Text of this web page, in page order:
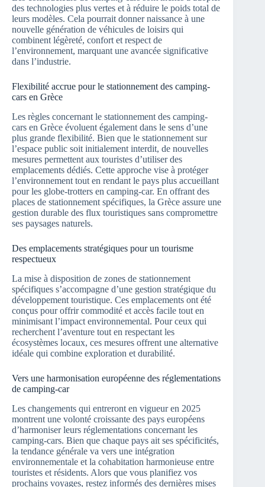
des technologies plus vertes et à réduire le poids total de
leurs modèles. Cela pourrait donner naissance à une
nouvelle génération de véhicules de loisirs qui
combinent légèreté, confort et respect de
l’environnement, marquant une avancée significative
dans l’industrie.
Flexibilité accrue pour le stationnement des camping-
cars en Grèce
Les règles concernant le stationnement des camping-
cars en Grèce évoluent également dans le sens d’une
plus grande flexibilité. Bien que le stationnement sur
l’espace public soit initialement interdit, de nouvelles
mesures permettent aux touristes d’utiliser des
emplacements dédiés. Cette approche vise à protéger
l’environnement tout en rendant le pays plus accueillant
pour les globe-trotters en camping-car. En offrant des
places de stationnement spécifiques, la Grèce assure une
gestion durable des flux touristiques sans compromettre
ses paysages naturels.
Des emplacements stratégiques pour un tourisme
respectueux
La mise à disposition de zones de stationnement
spécifiques s’accompagne d’une gestion stratégique du
développement touristique. Ces emplacements ont été
conçus pour offrir commodité et accès facile tout en
minimisant l’impact environnemental. Pour ceux qui
recherchent l’aventure tout en respectant les
écosystèmes locaux, ces mesures offrent une alternative
idéale qui combine exploration et durabilité.
Vers une harmonisation européenne des réglementations
de camping-car
Les changements qui entreront en vigueur en 2025
montrent une volonté croissante des pays européens
d’harmoniser leurs réglementations concernant les
camping-cars. Bien que chaque pays ait ses spécificités,
la tendance générale va vers une intégration
environnementale et la cohabitation harmonieuse entre
touristes et résidents. Alors que vous planifiez vos
prochains voyages, restez informés des dernières mises